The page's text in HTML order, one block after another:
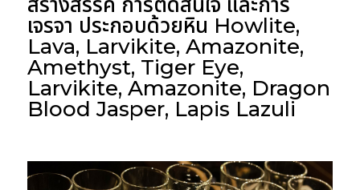
เจรจา ประกอบด้วยหิน Howlite,
Lava, Larvikite, Amazonite,
Amethyst, Tiger Eye,
Larvikite, Amazonite, Dragon
Blood Jasper, Lapis Lazuli